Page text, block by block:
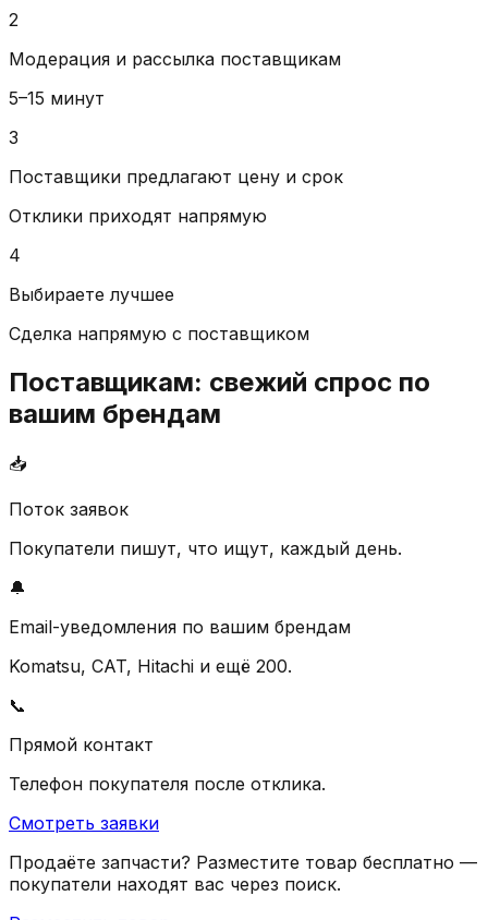
2
Модерация и рассылка поставщикам
5–15 минут
3
Поставщики предлагают цену и срок
Отклики приходят напрямую
4
Выбираете лучшее
Сделка напрямую с поставщиком
Поставщикам: свежий спрос по
вашим брендам
📥
Поток заявок
Покупатели пишут, что ищут, каждый день.
🔔
Email-уведомления по вашим брендам
Komatsu, CAT, Hitachi и ещё 200.
📞
Прямой контакт
Телефон покупателя после отклика.
Смотреть заявки
Продаёте запчасти? Разместите товар бесплатно —
покупатели находят вас через поиск.